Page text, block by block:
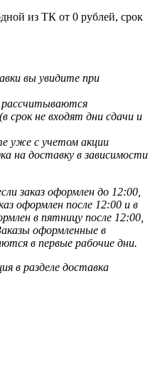
из ТК от 0 рублей, срок
вы увидите при
рассчитываются
срок не входят дни сдачи и
уже с учетом акции
на доставку в зависимости
заказ оформлен до 12:00,
оформлен после 12:00 и в
в пятницу после 12:00,
оформленные в
в первые рабочие дни.
в разделе доставка